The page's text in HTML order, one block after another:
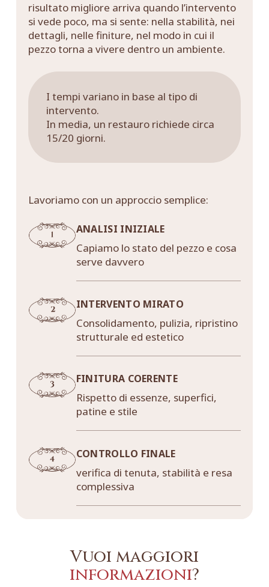
risultato migliore arriva quando l’intervento
si vede poco, ma si sente: nella stabilità, nei
dettagli, nelle finiture, nel modo in cui il
pezzo torna a vivere dentro un ambiente.
I tempi variano in base al tipo di
intervento.
In media, un restauro richiede circa
15/20 giorni.
Lavoriamo con un approccio semplice:
ANALISI INIZIALE
Capiamo lo stato del pezzo e cosa
serve davvero
INTERVENTO MIRATO
Consolidamento, pulizia, ripristino
strutturale ed estetico
FINITURA COERENTE
Rispetto di essenze, superfici,
patine e stile
CONTROLLO FINALE
verifica di tenuta, stabilità e resa
complessiva
Vuoi maggiori
informazioni?